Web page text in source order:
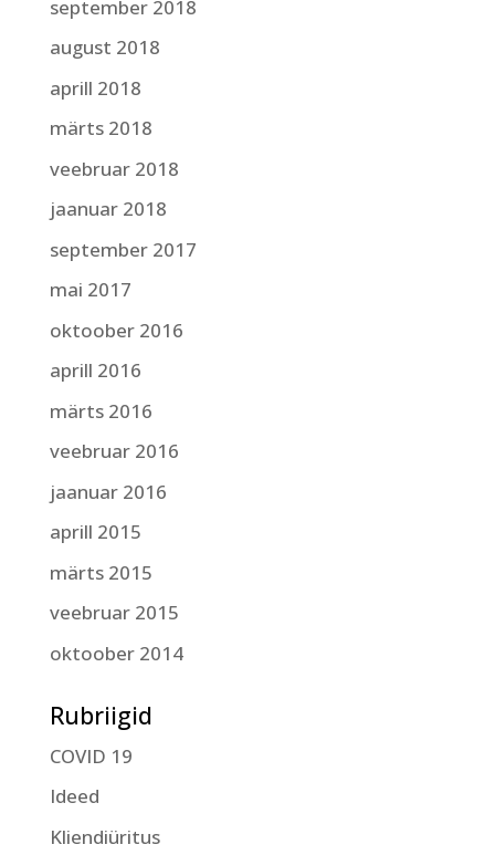
september 2018
august 2018
aprill 2018
märts 2018
veebruar 2018
jaanuar 2018
september 2017
mai 2017
oktoober 2016
aprill 2016
märts 2016
veebruar 2016
jaanuar 2016
aprill 2015
märts 2015
veebruar 2015
oktoober 2014
Rubriigid
COVID 19
Ideed
Kliendiüritus